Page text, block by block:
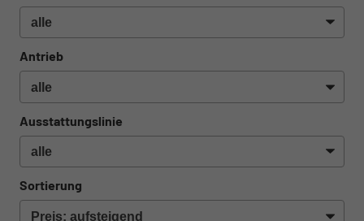
Antrieb
Ausstattungslinie
Sortierung